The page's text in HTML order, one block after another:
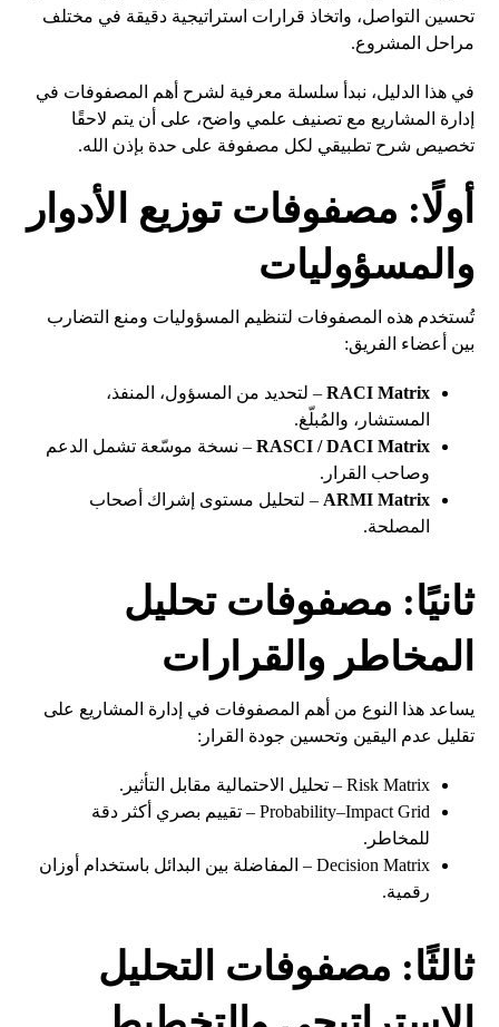
تحسين التواصل، واتخاذ قرارات استراتيجية دقيقة في مختلف
مراحل المشروع.
في هذا الدليل، نبدأ سلسلة معرفية لشرح أهم المصفوفات في
إدارة المشاريع مع تصنيف علمي واضح، على أن يتم لاحقًا
تخصيص شرح تطبيقي لكل مصفوفة على حدة بإذن الله.
أولًا: مصفوفات توزيع الأدوار
والمسؤوليات
تُستخدم هذه المصفوفات لتنظيم المسؤوليات ومنع التضارب
بين أعضاء الفريق:
RACI Matrix – لتحديد من المسؤول، المنفذ،
المستشار، والمُبلّغ.
RASCI / DACI Matrix – نسخة موسّعة تشمل الدعم
وصاحب القرار.
ARMI Matrix – لتحليل مستوى إشراك أصحاب
المصلحة.
ثانيًا: مصفوفات تحليل
المخاطر والقرارات
يساعد هذا النوع من أهم المصفوفات في إدارة المشاريع على
تقليل عدم اليقين وتحسين جودة القرار:
Risk Matrix – تحليل الاحتمالية مقابل التأثير.
Probability–Impact Grid – تقييم بصري أكثر دقة
للمخاطر.
Decision Matrix – المفاضلة بين البدائل باستخدام أوزان
رقمية.
ثالثًا: مصفوفات التحليل